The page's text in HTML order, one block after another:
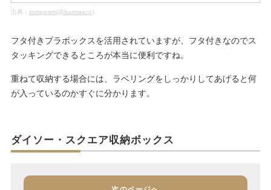
出典： instagram(@harmaaco)
フタ付きプラボックスを活用されていますが、フタ付きなのでス
タッキングできるところが本当に便利ですね。
重ねて収納する場合には、ラベリングをしっかりしてあげると何
が入っているのかすぐに分かります。
ダイソー・スクエア収納ボックス